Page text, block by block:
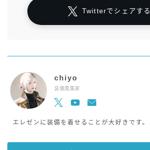
Twitterでシェアする
chiyo
装備蒐集家
エレゼンに装備を着せることが大好きです。